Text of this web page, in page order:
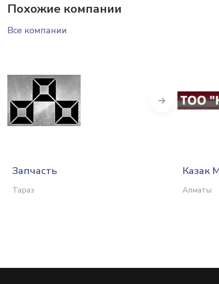
Похожие компании
Все компании
Запчасть
Тараз
Казак
Алматы
Next